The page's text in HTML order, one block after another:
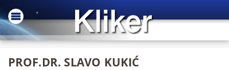
PROF.DR. SLAVO KUKIĆ